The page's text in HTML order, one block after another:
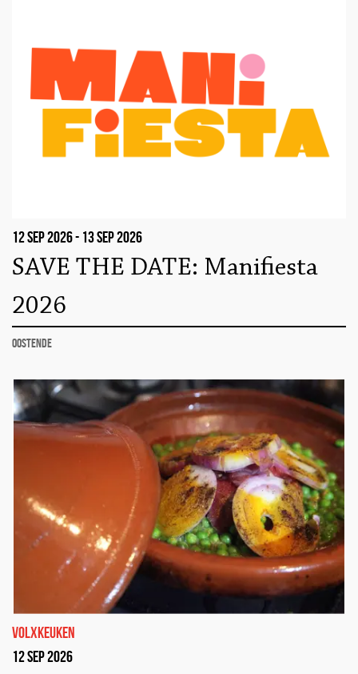
12 sep 2026 - 13 sep 2026
SAVE THE DATE: Manifiesta
2026
Oostende
volxkeuken
12 sep 2026